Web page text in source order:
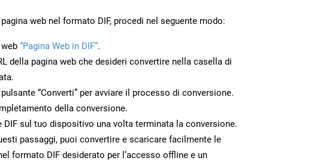
web nel formato DIF, procedi nel seguente modo:
“Pagina Web in DIF”.
della pagina web che desideri convertire nella casella di
“Converti” per avviare il processo di conversione.
della conversione.
DIF sul tuo dispositivo una volta terminata la conversione.
passaggi, puoi convertire e scaricare facilmente le
formato DIF desiderato per l’accesso offline e un